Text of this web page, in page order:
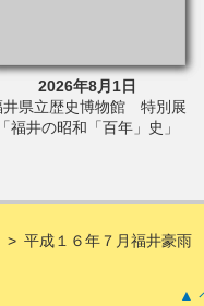
2026年8月1日
井県立歴史博物館 特別展
「福井の昭和「百年」史」
> 平成１６年７月福井豪
▲